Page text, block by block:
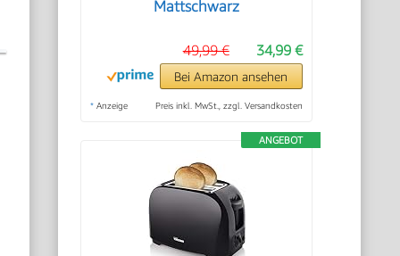
Mattschwarz
34,99 €
49,99 €
Bei Amazon ansehen
* Anzeige Preis inkl. MwSt., zzgl. Versandkosten
ANGEBOT